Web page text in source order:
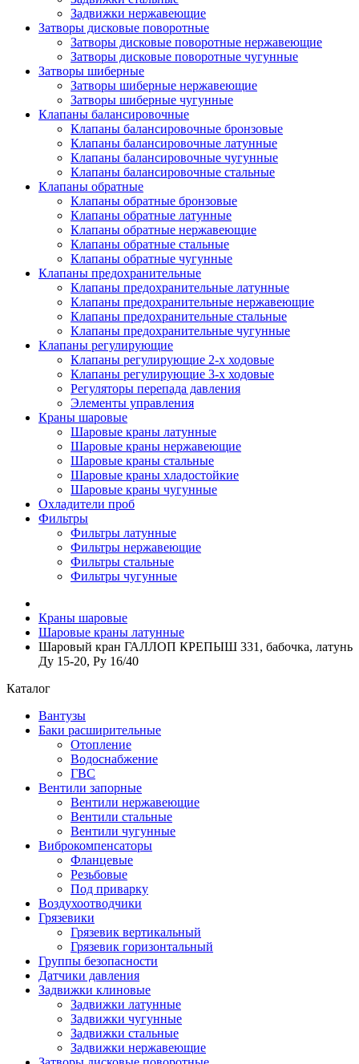
Задвижки нержавеющие
Затворы дисковые поворотные
Затворы дисковые поворотные нержавеющие
Затворы дисковые поворотные чугунные
Затворы шиберные
Затворы шиберные нержавеющие
Затворы шиберные чугунные
Клапаны балансировочные
Клапаны балансировочные бронзовые
Клапаны балансировочные латунные
Клапаны балансировочные чугунные
Клапаны балансировочные стальные
Клапаны обратные
Клапаны обратные бронзовые
Клапаны обратные латунные
Клапаны обратные нержавеющие
Клапаны обратные стальные
Клапаны обратные чугунные
Клапаны предохранительные
Клапаны предохранительные латунные
Клапаны предохранительные нержавеющие
Клапаны предохранительные стальные
Клапаны предохранительные чугунные
Клапаны регулирующие
Клапаны регулирующие 2-х ходовые
Клапаны регулирующие 3-х ходовые
Регуляторы перепада давления
Элементы управления
Краны шаровые
Шаровые краны латунные
Шаровые краны нержавеющие
Шаровые краны стальные
Шаровые краны хладостойкие
Шаровые краны чугунные
Охладители проб
Фильтры
Фильтры латунные
Фильтры нержавеющие
Фильтры стальные
Фильтры чугунные
Краны шаровые
Шаровые краны латунные
Шаровый кран ГАЛЛОП КРЕПЫШ 331, бабочка, латунь
Ду 15-20, Ру 16/40
Каталог
Вантузы
Баки расширительные
Отопление
Водоснабжение
ГВС
Вентили запорные
Вентили нержавеющие
Вентили стальные
Вентили чугунные
Виброкомпенсаторы
Фланцевые
Резьбовые
Под приварку
Воздухоотводчики
Грязевики
Грязевик вертикальный
Грязевик горизонтальный
Группы безопасности
Датчики давления
Задвижки клиновые
Задвижки латунные
Задвижки чугунные
Задвижки стальные
Задвижки нержавеющие